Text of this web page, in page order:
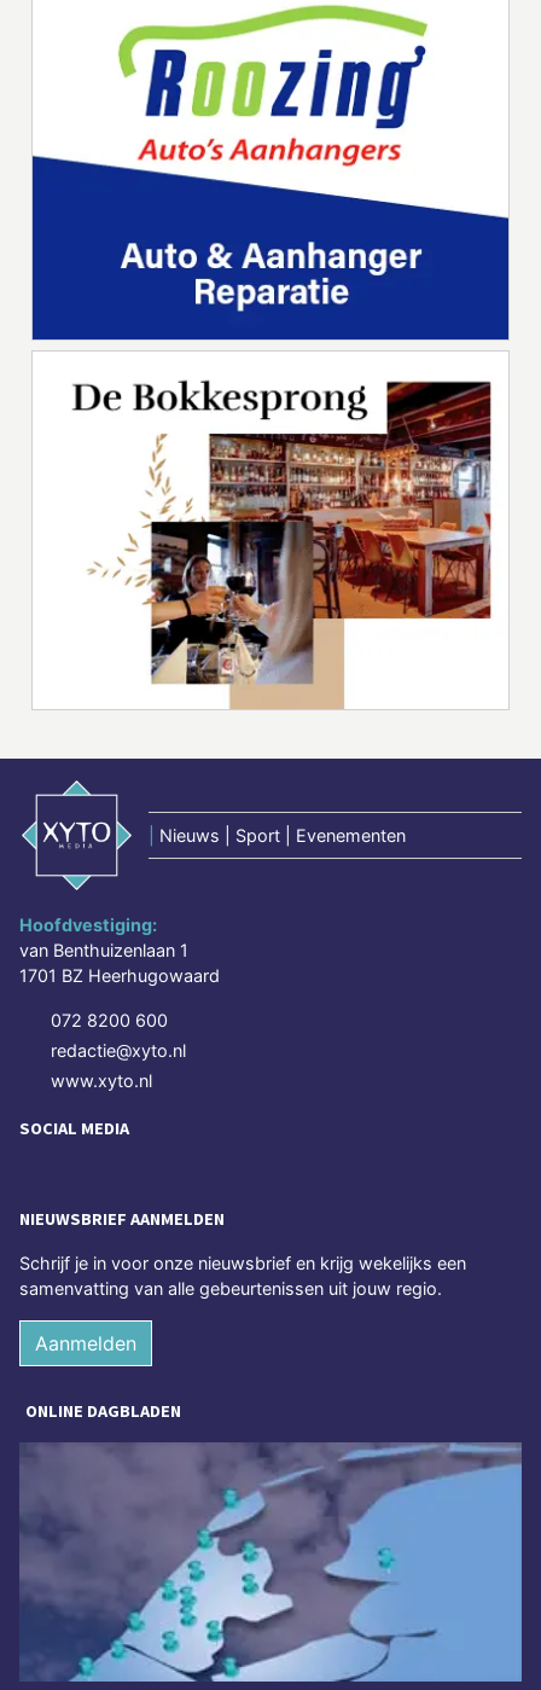
Nieuws | Sport | Evenementen
Hoofdvestiging:
van Benthuizenlaan 1
1701 BZ Heerhugowaard
072 8200 600
redactie@xyto.nl
www.xyto.nl
SOCIAL MEDIA
NIEUWSBRIEF AANMELDEN
Schrijf je in voor onze nieuwsbrief en krijg wekelijks een
samenvatting van alle gebeurtenissen uit jouw regio.
Aanmelden
ONLINE DAGBLADEN